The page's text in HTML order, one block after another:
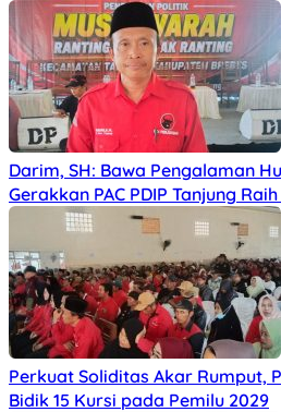
Darim, SH: Bawa Pengalaman
Gerakkan PAC PDIP Tanjung
Perkuat Soliditas Akar Rumput,
Bidik 15 Kursi pada Pemilu 2029